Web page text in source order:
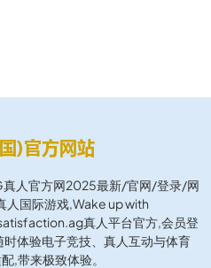
人官方网2025最新/官网/登录/网
国际游戏,Wake up with
真人平台官方,会员登
体验电子竞技、真人互动与体育
,带来极致体验。